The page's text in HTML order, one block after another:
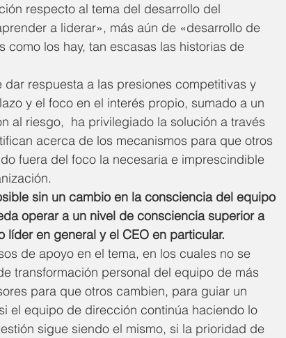
respecto al tema del desarrollo del
a liderar», más aún de «desarrollo de
los hay, tan escasas las historias de
respuesta a las presiones competitivas y
y el foco en el interés propio, sumado a un
al riesgo,  ha privilegiado la solución a través
acerca de los mecanismos para que otros
fuera del foco la necesaria e imprescindible
sin un cambio en la consciencia del equipo
operar a un nivel de consciencia superior a
en general y el CEO en particular.
de apoyo en el tema, en los cuales no se
transformación personal del equipo de más
para que otros cambien, para guiar un
el equipo de dirección continúa haciendo lo
sigue siendo el mismo, si la prioridad de